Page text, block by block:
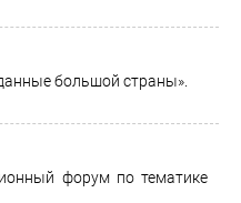
большой страны».
форум по тематике